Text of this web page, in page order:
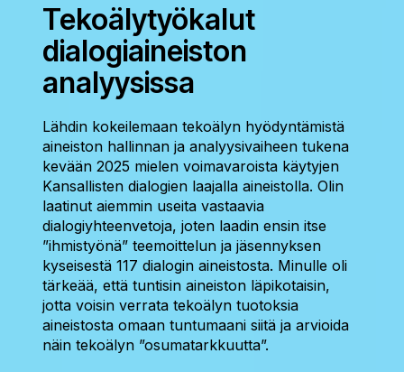
Tekoälytyökalut
dialogiaineiston
analyysissa
Lähdin kokeilemaan tekoälyn hyödyntämistä
aineiston hallinnan ja analyysivaiheen tukena
kevään 2025 mielen voimavaroista käytyjen
Kansallisten dialogien laajalla aineistolla. Olin
laatinut aiemmin useita vastaavia
dialogiyhteenvetoja, joten laadin ensin itse
”ihmistyönä” teemoittelun ja jäsennyksen
kyseisestä 117 dialogin aineistosta. Minulle oli
tärkeää, että tuntisin aineiston läpikotaisin,
jotta voisin verrata tekoälyn tuotoksia
aineistosta omaan tuntumaani siitä ja arvioida
näin tekoälyn ”osumatarkkuutta”.